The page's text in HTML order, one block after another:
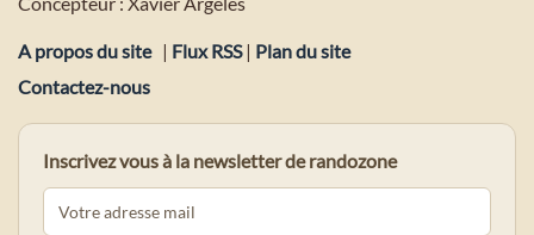
A propos du site | Flux RSS| Plan du site
Contactez-nous
Inscrivez vous à la newsletter de randozone